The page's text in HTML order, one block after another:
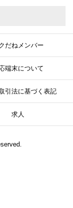
だねメンバー
端末について
引法に基づく表記
求人